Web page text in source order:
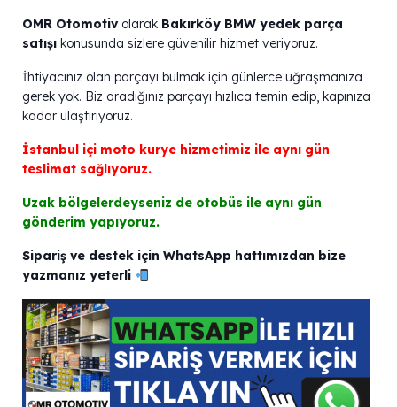
OMR Otomotivolarak Bakırköy BMW yedek parça
satışı konusunda sizlere güvenilir hizmet veriyoruz.
İhtiyacınız olan parçayı bulmak için günlerce uğraşmanıza
gerek yok. Biz aradığınız parçayı hızlıca temin edip, kapınıza
kadar ulaştırıyoruz.
İstanbul içi moto kurye hizmetimiz ile aynı gün
teslimat sağlıyoruz.
Uzak bölgelerdeyseniz de otobüs ile aynı gün
gönderim yapıyoruz.
Sipariş ve destek için WhatsApp hattımızdan bize
yazmanız yeterli